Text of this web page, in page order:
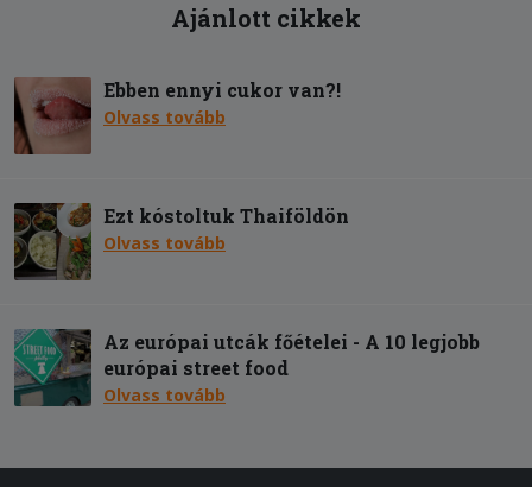
Ajánlott cikkek
Ebben ennyi cukor van?!
Olvass tovább
Ezt kóstoltuk Thaiföldön
Olvass tovább
Az európai utcák főételei - A 10 legjobb
európai street food
Olvass tovább